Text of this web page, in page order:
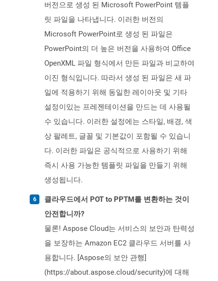
버전으로 생성 된 Microsoft PowerPoint 템플
릿 파일을 나타냅니다. 이러한 버전의
Microsoft PowerPoint로 생성 된 파일은
PowerPoint의 더 높은 버전을 사용하여 Office
OpenXML 파일 형식에서 만든 파일과 비교하여
이진 형식입니다. 따라서 생성 된 파일은 새 파
일에 적용하기 위해 동일한 레이아웃 및 기타
설정이있는 프레젠테이션을 만드는 데 사용될
수 있습니다. 이러한 설정에는 스타일, 배경, 색
상 팔레트, 글꼴 및 기본값이 포함될 수 있습니
다. 이러한 파일은 공식적으로 사용하기 위해
즉시 사용 가능한 템플릿 파일을 만들기 위해
생성됩니다.
클라우드에서 POT to PPTM를 변환하는 것이
안전합니까?
물론! Aspose Cloud는 서비스의 보안과 탄력성
을 보장하는 Amazon EC2 클라우드 서버를 사
용합니다. [Aspose의 보안 관행]
(https://about.aspose.cloud/security)에 대해